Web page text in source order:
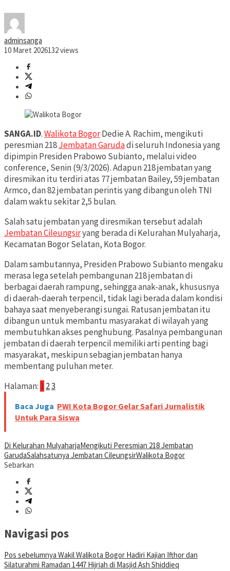
adminsanga
10 Maret 2026132 views
SANGA.ID.Walikota BogorDedie A. Rachim, mengikuti
peresmian 218Jembatan Garudadi seluruh Indonesia yang
dipimpin Presiden Prabowo Subianto, melalui video
conference, Senin (9/3/2026). Adapun 218 jembatan yang
diresmikan itu terdiri atas 77 jembatan Bailey, 59 jembatan
Armco, dan 82 jembatan perintis yang dibangun oleh TNI
dalam waktu sekitar 2,5 bulan.
Salah satu jembatan yang diresmikan tersebut adalah
Jembatan Cileungsiryang berada di Kelurahan Mulyaharja,
Kecamatan Bogor Selatan, Kota Bogor.
Dalam sambutannya, Presiden Prabowo Subianto mengaku
merasa lega setelah pembangunan 218 jembatan di
berbagai daerah rampung, sehingga anak-anak, khususnya
di daerah-daerah terpencil, tidak lagi berada dalam kondisi
bahaya saat menyeberangi sungai. Ratusan jembatan itu
dibangun untuk membantu masyarakat di wilayah yang
membutuhkan akses penghubung. Pasalnya pembangunan
jembatan di daerah terpencil memiliki arti penting bagi
masyarakat, meskipun sebagian jembatan hanya
membentang puluhan meter.
Halaman: 1 23
Baca Juga PWI Kota Bogor Gelar Safari Jurnalistik
Untuk Para Siswa
Di Kelurahan MulyaharjaMengikuti Peresmian 218 Jembatan
GarudaSalahsatunya Jembatan CileungsirWalikota Bogor
Sebarkan
Navigasi pos
Pos sebelumnya Wakil Walikota Bogor Hadiri Kajian Ifthor dan
Silaturahmi Ramadan 1447 Hijriah di Masjid Ash Shiddieq